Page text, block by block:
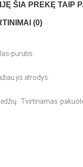
ŠIA PREKĘ TAIP
(0)
purutis.
jis atrodys.
Tvirtinamas